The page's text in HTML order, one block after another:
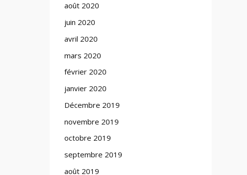
août 2020
juin 2020
avril 2020
mars 2020
février 2020
janvier 2020
Décembre 2019
novembre 2019
octobre 2019
septembre 2019
août 2019